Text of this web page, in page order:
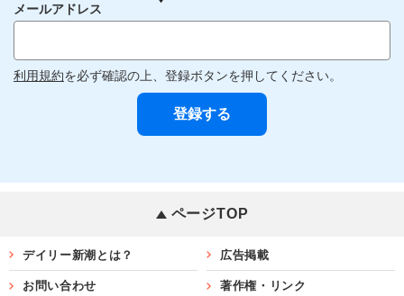
メールアドレス
利用規約を必ず確認の上、登録ボタンを押してください。
ページTOP
デイリー新潮とは？ 広告掲載
お問い合わせ 著作権・リンク